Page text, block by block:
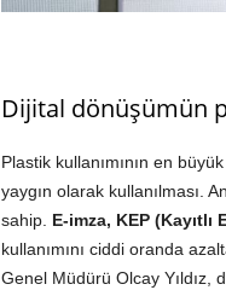
Dijital dönüşümün
Plastik kullanımının en
yaygın olarak kullanılması.
sahip. E-imza, KEP
kullanımını ciddi oranda
Genel Müdürü Olcay